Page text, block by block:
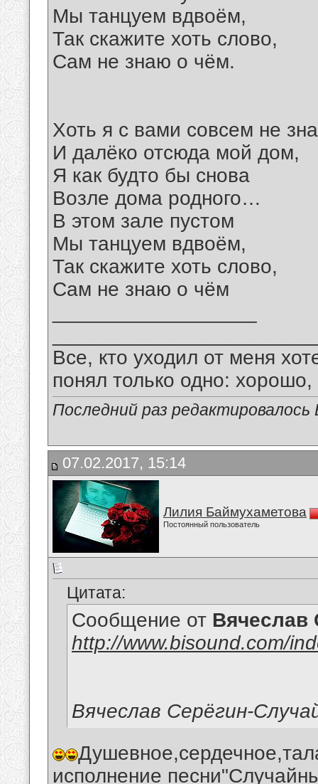
Мы танцуем вдвоём,
Так скажите хоть слово,
Сам не знаю о чём.
Хоть я с вами совсем не
И далёко отсюда мой дом,
Я как будто бы снова
Возле дома родного…
В этом зале пустом
Мы танцуем вдвоём,
Так скажите хоть слово,
Сам не знаю о чём
Все, кто уходил от меня
понял только одно:
Последний раз
07.02.2017, 15:14
Лилия Баймухаметова
Постоянный пользователь
Цитата:
Сообщение от Вячеслав
http://www.bisound.com/
Вячеслав Серёгин-
исполнение